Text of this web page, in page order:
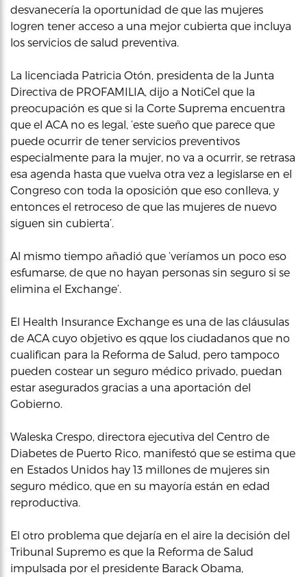
desvanecería la oportunidad de que las mujeres
logren tener acceso a una mejor cubierta que incluya
los servicios de salud preventiva.
La licenciada Patricia Otón, presidenta de la Junta
Directiva de PROFAMILIA, dijo a NotiCel que la
preocupación es que si la Corte Suprema encuentra
que el ACA no es legal, ‘este sueño que parece que
puede ocurrir de tener servicios preventivos
especialmente para la mujer, no va a ocurrir, se retrasa
esa agenda hasta que vuelva otra vez a legislarse en el
Congreso con toda la oposición que eso conlleva, y
entonces el retroceso de que las mujeres de nuevo
siguen sin cubierta’.
Al mismo tiempo añadió que ‘veríamos un poco eso
esfumarse, de que no hayan personas sin seguro si se
elimina el Exchange’.
El Health Insurance Exchange es una de las cláusulas
de ACA cuyo objetivo es qque los ciudadanos que no
cualifican para la Reforma de Salud, pero tampoco
pueden costear un seguro médico privado, puedan
estar asegurados gracias a una aportación del
Gobierno.
Waleska Crespo, directora ejecutiva del Centro de
Diabetes de Puerto Rico, manifestó que se estima que
en Estados Unidos hay 13 millones de mujeres sin
seguro médico, que en su mayoría están en edad
reproductiva.
El otro problema que dejaría en el aire la decisión del
Tribunal Supremo es que la Reforma de Salud
impulsada por el presidente Barack Obama,